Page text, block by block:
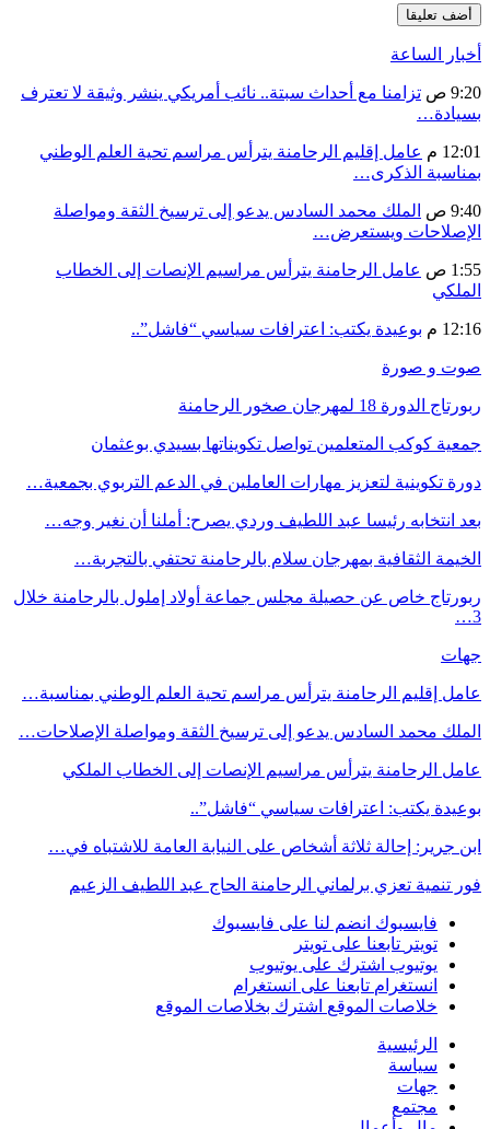
أخبار الساعة
9:20 ص
تزامنا مع أحداث سبتة.. نائب أمريكي ينشر وثيقة لا تعترف
بسيادة…
12:01 م
عامل إقليم الرحامنة يترأس مراسم تحية العلم الوطني
بمناسبة الذكرى…
9:40 ص
الملك محمد السادس يدعو إلى ترسيخ الثقة ومواصلة
الإصلاحات ويستعرض…
1:55 ص
عامل الرحامنة يترأس مراسيم الإنصات إلى الخطاب
الملكي
12:16 م بوعيدة يكتب: اعترافات سياسي “فاشل”..
صوت و صورة
ربورتاج الدورة 18 لمهرجان صخور الرحامنة
جمعية كوكب المتعلمين تواصل تكويناتها بسيدي بوعثمان
دورة تكوينية لتعزيز مهارات العاملين في الدعم التربوي بجمعية…
بعد انتخابه رئيسا عبد اللطيف وردي يصرح: أملنا أن نغير وجه…
الخيمة الثقافية بمهرجان سلام بالرحامنة تحتفي بالتجربة…
ربورتاج خاص عن حصيلة مجلس جماعة أولاد إملول بالرحامنة خلال
3…
جهات
عامل إقليم الرحامنة يترأس مراسم تحية العلم الوطني بمناسبة…
الملك محمد السادس يدعو إلى ترسيخ الثقة ومواصلة الإصلاحات…
عامل الرحامنة يترأس مراسيم الإنصات إلى الخطاب الملكي
بوعيدة يكتب: اعترافات سياسي “فاشل”..
ابن جرير: إحالة ثلاثة أشخاص على النيابة العامة للاشتباه في…
فور تنمية تعزي برلماني الرحامنة الحاج عبد اللطيف الزعيم
فايسبوك انضم لنا على فايسبوك
تويتر تابعنا على تويتر
يوتيوب اشترك على يوتيوب
انستغرام تابعنا على انستغرام
خلاصات الموقع اشترك بخلاصات الموقع
الرئيسية
سياسة
جهات
مجتمع